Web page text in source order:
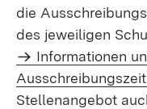
die
des jeweiligen
Informationen
Stellenangebot